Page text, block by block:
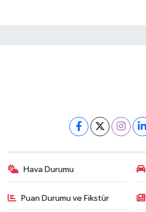
Hava Durumu
Puan Durumu ve Fikstür